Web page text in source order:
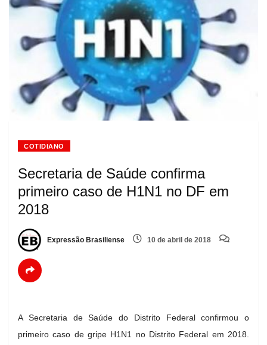
COTIDIANO
Secretaria de Saúde confirma
primeiro caso de H1N1 no DF em
2018
Expressão Brasiliense 10 de abril de 2018
A Secretaria de Saúde do Distrito Federal confirmou o
primeiro caso de gripe H1N1 no Distrito Federal em 2018.